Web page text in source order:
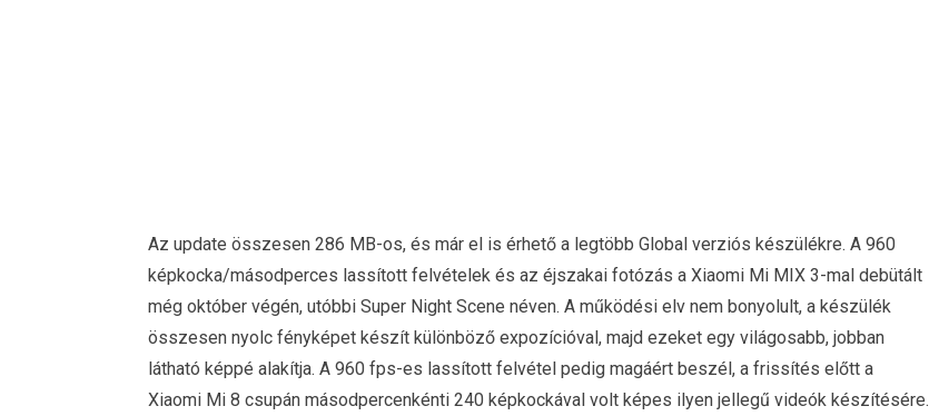
Az update összesen 286 MB-os, és már el is érhető a legtöbb Global verziós készülékre. A 960
képkocka/másodperces lassított felvételek és az éjszakai fotózás a Xiaomi Mi MIX 3-mal debütált
még október végén, utóbbi Super Night Scene néven. A működési elv nem bonyolult, a készülék
összesen nyolc fényképet készít különböző expozícióval, majd ezeket egy világosabb, jobban
látható képpé alakítja. A 960 fps-es lassított felvétel pedig magáért beszél, a frissítés előtt a
Xiaomi Mi 8 csupán másodpercenkénti 240 képkockával volt képes ilyen jellegű videók készítésére.